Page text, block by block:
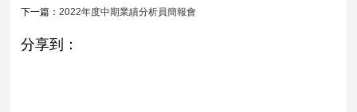
下一篇：2022年度中期業績分析員簡報會
分享到：